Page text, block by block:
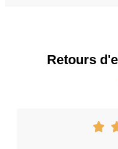
Retours